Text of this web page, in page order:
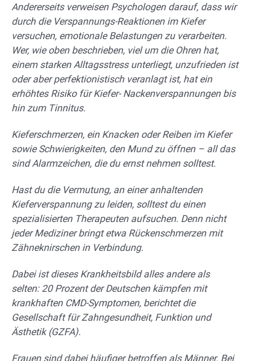
Andererseits verweisen Psychologen darauf, dass wir
durch die Verspannungs-Reaktionen im Kiefer
versuchen, emotionale Belastungen zu verarbeiten.
Wer, wie oben beschrieben, viel um die Ohren hat,
einem starken Alltagsstress unterliegt, unzufrieden ist
oder aber perfektionistisch veranlagt ist, hat ein
erhöhtes Risiko für Kiefer- Nackenverspannungen bis
hin zum Tinnitus.
Kieferschmerzen, ein Knacken oder Reiben im Kiefer
sowie Schwierigkeiten, den Mund zu öffnen – all das
sind Alarmzeichen, die du ernst nehmen solltest.
Hast du die Vermutung, an einer anhaltenden
Kieferverspannung zu leiden, solltest du einen
spezialisierten Therapeuten aufsuchen. Denn nicht
jeder Mediziner bringt etwa Rückenschmerzen mit
Zähneknirschen in Verbindung.
Dabei ist dieses Krankheitsbild alles andere als
selten: 20 Prozent der Deutschen kämpfen mit
krankhaften CMD-Symptomen, berichtet die
Gesellschaft für Zahngesundheit, Funktion und
Ästhetik (GZFA).
Frauen sind dabei häufiger betroffen als Männer. Bei